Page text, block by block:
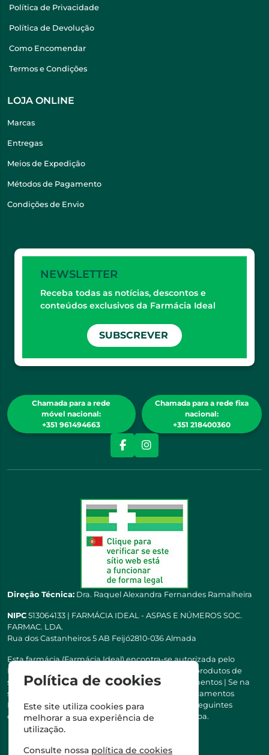
Política de Privacidade
Política de Devolução
Como Encomendar
Termos e Condições
LOJA ONLINE
Marcas
Entregas
Meios de Expedição
Métodos de Pagamento
Condições de Envio
NEWSLETTER
Receba todas as notícias, descontos e
conteúdos exclusivos da Farmácia Ideal
SUBSCREVER
Chamada para a rede
móvel nacional:
+351 961494663
Chamada para a rede fixa
nacional:
+351 218400360
Direção Técnica: Dra. Raquel Alexandra Fernandes Ramalheira
NIPC 513064133 | FARMÁCIA IDEAL - ASPAS E NÚMEROS SOC.
FARMAC. LDA.
Rua dos Castanheiros 5 AB Feijó2810-036 Almada
Esta farmácia (Farmácia Ideal) encontra-se autorizada pelo
INFARMED para a dispensa de medicamentos e produtos de
saúde ao domicílio e através da internet. Medicamentos | Se na
sua receita tiver MSRM, MNSRM, MSRMV ou Medicamentos
Manipulados, estes só podem ser entregues nos seguintes
concelhos: Almada, Seixal, Sesimbra, Oeiras e Lisboa.
Política de cookies
Este site utiliza cookies para
melhorar a sua experiência de
utilização.
Consulte nossa política de cookies